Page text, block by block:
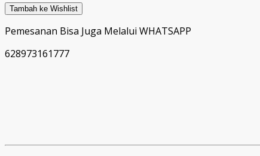
Tambah ke Wishlist
Pemesanan Bisa Juga Melalui WHATSAPP
628973161777